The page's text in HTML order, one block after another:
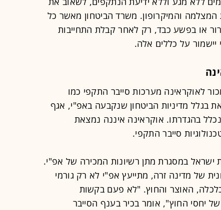
והמיקרופון. משרד הביטחון מאשר כל
או בפשע כבד, רק לאחר קבלת התחייבות
יישמור על כללים אלה.
לאוקראינה מערכות סייבר התקפי כמו
בגלל מדיניות הביטחון שנקבעה באפ"י, אגף
בהגדרתו. אוקראינה איננה נמצאת
סייבר התקפי.
במסגרת מתן רשיונות המכירה של אפ"י.
של מדינה זרה, מתייעץ אפ"י לא רק גורמי
האוצר והחוץ. "לא פעם בקשות
יחסי החוץ", אומר בכיר בענף הסייבר